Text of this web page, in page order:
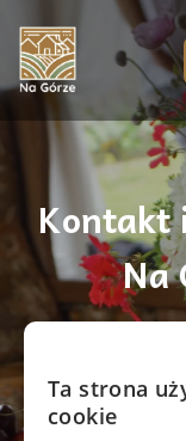
do
treści
Kontakt
Na
Ta strona
cookie